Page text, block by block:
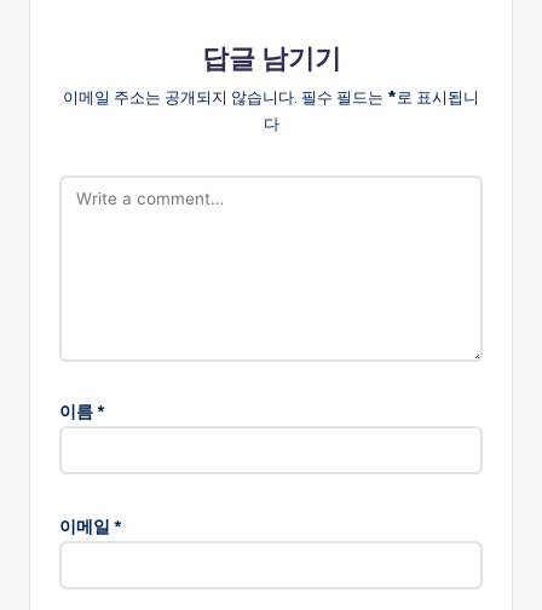
답글 남기기
이메일 주소는 공개되지 않습니다. 필수 필드는 *로 표시됩니
다
이름*
이메일 *